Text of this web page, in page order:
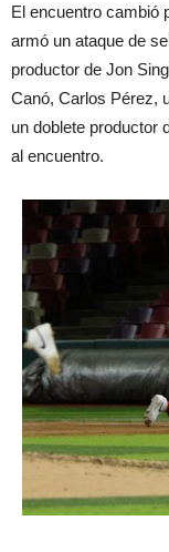
El encuentro cambió
armó un ataque de
productor de Jon
Canó, Carlos Pérez,
un doblete productor
al encuentro.